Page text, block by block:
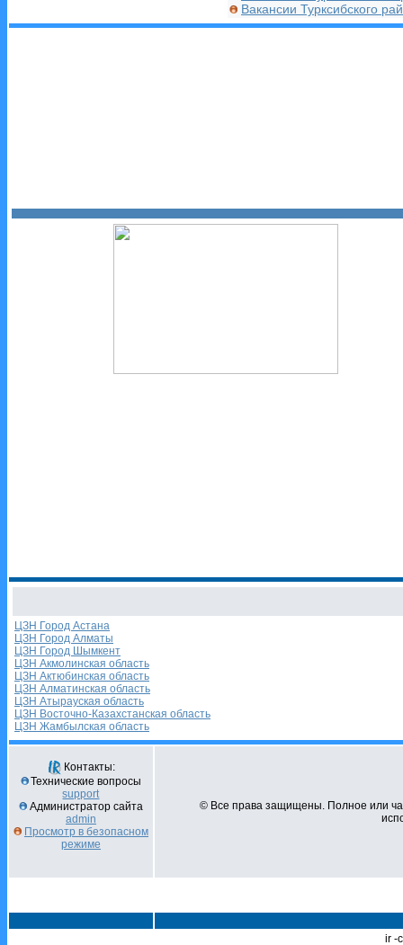
Вакансии Турксибского
ЦЗН Город Астана
ЦЗН Город Алматы
ЦЗН Город Шымкент
ЦЗН Акмолинская область
ЦЗН Актюбинская область
ЦЗН Алматинская область
ЦЗН Атырауская область
ЦЗН Восточно-Казахстанская область
ЦЗН Жамбылская область
Контакты:
Технические вопросы
support
Администратор сайта
admin
Просмотр в безопасном
режиме
© Все права защищены. Полное или
ir -